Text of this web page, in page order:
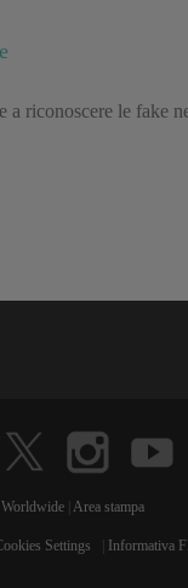
riconoscere le
Worldwide Area stampa
Settings Informativa